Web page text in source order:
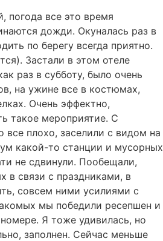
погода все это время
дожди. Окуналась раз в
по берегу всегда приятно.
Застали в этом отеле
раз в субботу, было очень
на ужине все в костюмах,
Очень эффектно,
такое мероприятие. С
все плохо, заселили с видом на
какой-то станции и мусорных
не сдвинули. Пообещали,
в связи с праздниками, в
совсем ними усилиями с
мы победили ресепшен и
Я тоже удивилась, но
заполнен. Сейчас меньше